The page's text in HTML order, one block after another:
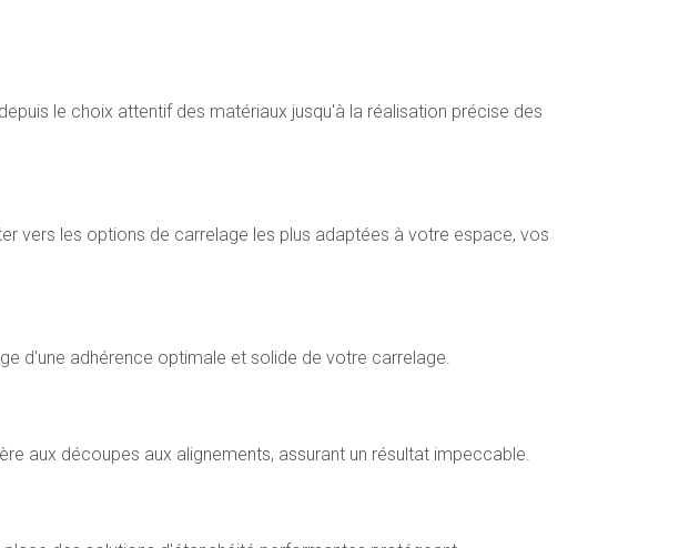
le choix attentif des matériaux jusqu'à la réalisation précise des
vers les options de carrelage les plus adaptées à votre espace, vos
d'une adhérence optimale et solide de votre carrelage.
aux découpes aux alignements, assurant un résultat impeccable.